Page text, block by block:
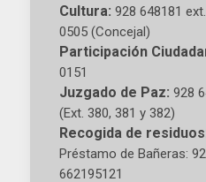
Cultura: 928 648181
0505 (Concejal)
Participación
0151
Juzgado de Paz: 928
(Ext. 380, 381 y 382)
Recogida de
Préstamo de Bañeras:
662195121